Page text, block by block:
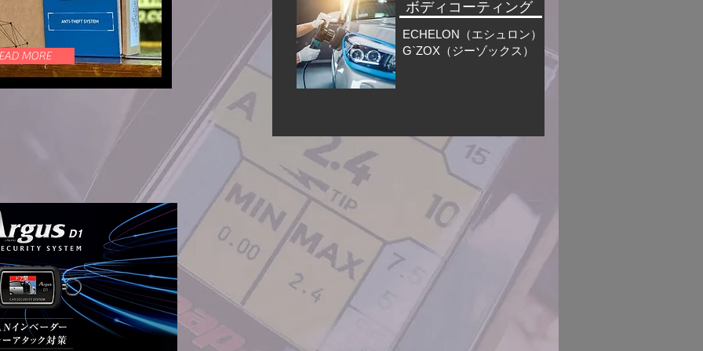
ボディコーティング
ECHELON（エシュロン）
G`ZOX（ジーゾックス）
MORE